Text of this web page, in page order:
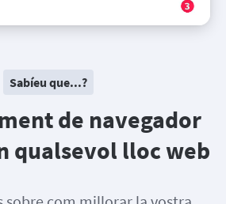
Sabíeu que...?
de navegador
qualsevol lloc web